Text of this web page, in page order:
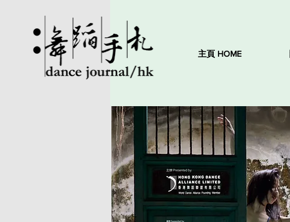
主頁 HOME